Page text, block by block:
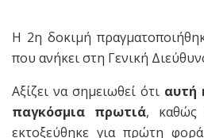
Η 2η δοκιμή
που ανήκει στη Γενική
Αξίζει να σημειωθεί ότι αυτή
παγκόσμια πρωτιά, καθώς
εκτοξεύθηκε για πρώτη